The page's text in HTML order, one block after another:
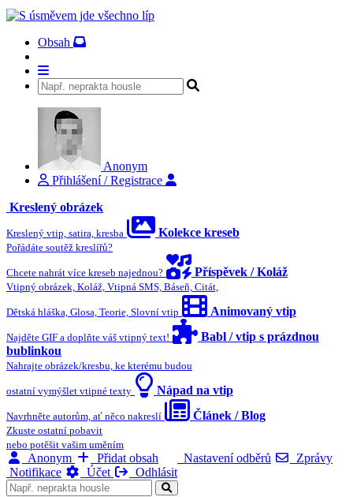
Obsah
Anonym
Přihlášení / Registrace
Kreslený obrázek
Kreslený vtip, satira, kresba Kolekce kreseb
Pořádáte soutěž kreslířů?
Chcete nahrát více kreseb najednou? Příspěvek / Koláž
Vtipný obrázek, Koláž, Vtipná SMS, Báseň, Citát,
Dětská hláška, Glosa, Teorie, Slovní vtip Animovaný vtip
Najděte GIF a doplňte váš vtipný text!
Babl / vtip s prázdnou
bublinkou
Nahrajte obrázek/kresbu, ke kterému budou
ostatní vymýšlet vtipné texty Nápad na vtip
Navrhněte autorům, ať něco nakreslí Článek / Blog
Zkuste ostatní pobavit
nebo potěšit vašim uměním
Anonym Přidat obsah Nastavení odběrů
Zprávy
Notifikace
Účet Odhlásit